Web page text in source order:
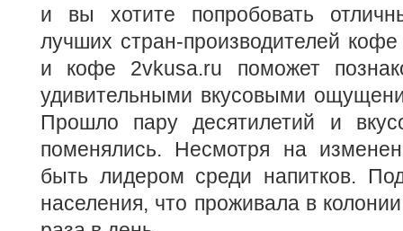
и вы хотите попробовать
лучших стран-производителей
и кофе 2vkusa.ru поможет
удивительными вкусовыми
Прошло пару десятилетий и
поменялись. Несмотря на
быть лидером среди напитков.
населения, что проживала в